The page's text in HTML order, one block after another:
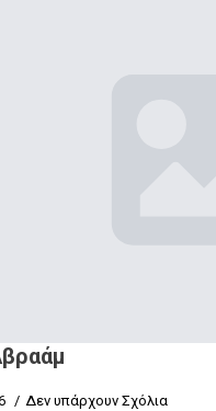
Δεν υπάρχουν Σχόλια